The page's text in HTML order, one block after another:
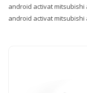
android activat mitsubishi
android activat mitsubishi